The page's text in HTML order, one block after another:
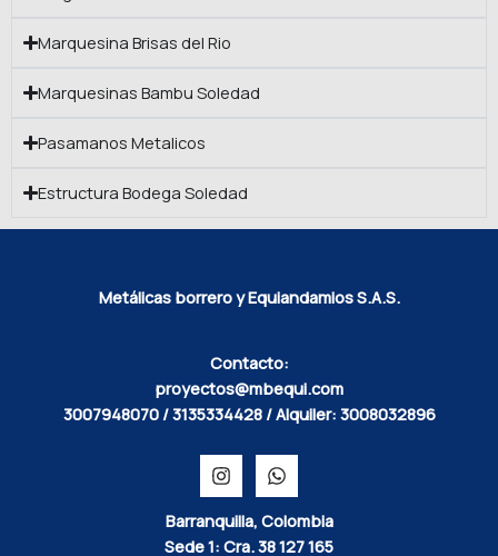
Marquesina Brisas del Rio
Marquesinas Bambu Soledad
Pasamanos Metalicos
Estructura Bodega Soledad
Metálicas borrero y Equiandamios S.A.S.
Contacto:
proyectos@mbequi.com
3007948070 / 3135334428 / Alquiler: 3008032896
Barranquilla, Colombia
Sede 1: Cra. 38 127 165